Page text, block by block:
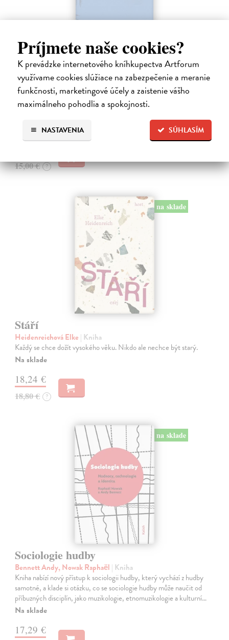
Príjmete naše cookies?
K prevádzke internetového kníhkupectva Artforum
využívame cookies slúžiace na zabezpečenie a meranie
funkčnosti, marketingové účely a zaistenie vášho
maximálneho pohodlia a spokojnosti.
SÚHLASÍM
NASTAVENIA
Nadvláda mužů
Bourdieu Pierre| Kniha
Mužská dominance je tak zakotvena v našich společenských
praktikách a našem nevědomí, že si jí sotva všímáme; je natolik v
souladu s našimi očekáváními, že ji jen těžko zpochybňujeme.
Na sklade
15,00 € ?
na sklade
Stáří
Heidenreichová Elke | Kniha
Každý se chce dožít vysokého věku. Nikdo ale nechce být starý.
Na sklade
18,24 €
18,80 € ?
na sklade
Sociologie hudby
Bennett Andy, Nowak Raphaël | Kniha
Kniha nabízí nový přístup k sociologii hudby, který vychází z hudby
samotné, a klade si otázku, co se sociologie hudby může naučit od
příbuzných disciplín, jako muzikologie, etnomuzikologie a kulturní…
Na sklade
17,29 €